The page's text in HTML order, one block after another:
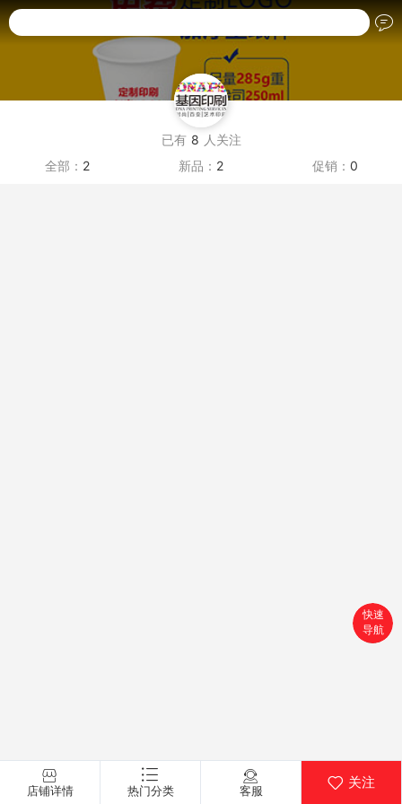
已有 8 人关注
全部： 2 新品： 2 促销： 0
店铺详情 热门分类 客服
关注
首页
购物车
快速
导航